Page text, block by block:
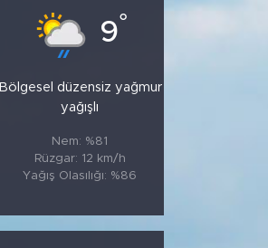
9°
Bölgesel düzensiz yağmur
yağışlı
Nem: %81
Rüzgar: 12 km/h
Yağış Olasılığı: %86